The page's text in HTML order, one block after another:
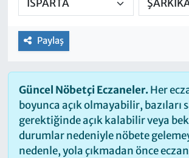
Paylaş
Güncel Nöbetçi Eczaneler.Her
boyunca açık olmayabilir, bazıları
gerektiğinde açık kalabilir veya
durumlar nedeniyle nöbete
nedenle, yola çıkmadan önce